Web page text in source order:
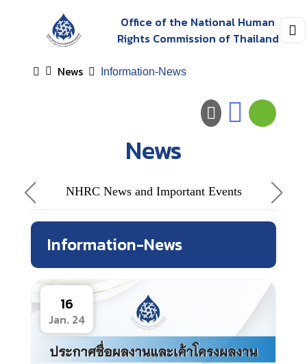
Office of the National Human
Rights Commission of Thailand
News
Information-News
News
NHRC News and Important Events
Information-News
16
Jan. 24